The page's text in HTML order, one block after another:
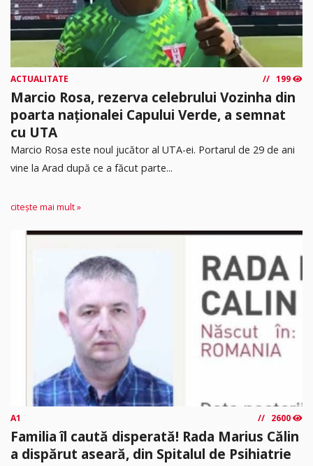
ACTUALITATE 199
Marcio Rosa, rezerva celebrului Vozinha din
poarta naționalei Capului Verde, a semnat
cu UTA
Marcio Rosa este noul jucător al UTA-ei. Portarul de 29 de ani
vine la Arad după ce a făcut parte...
citește mai mult »
A1 2600
Familia îl caută disperată! Rada Marius Călin
a dispărut aseară, din Spitalul de Psihiatrie